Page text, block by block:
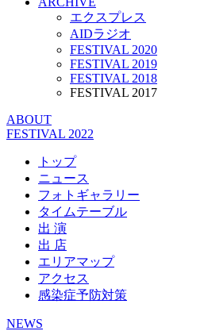
エクスプレス
AIDラジオ
FESTIVAL 2020
FESTIVAL 2019
FESTIVAL 2018
FESTIVAL 2017
ABOUT
FESTIVAL 2022
トップ
ニュース
フォトギャラリー
タイムテーブル
出 演
出 店
エリアマップ
アクセス
感染症予防対策
NEWS